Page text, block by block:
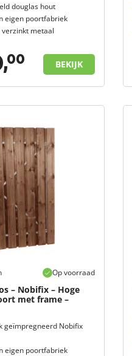
douglas hout
eigen poortfabriek
verzinkt metaal
00 BEKIJK
Op voorraad
– Nobifix – Hoge
met frame –
geïmpregneerd Nobifix
eigen poortfabriek